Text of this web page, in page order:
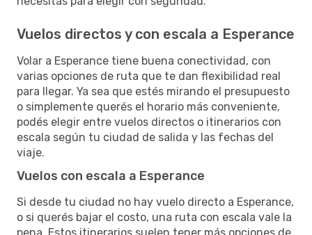
Vuelos directos y con escala a Esperance
Volar a Esperance tiene buena conectividad, con
varias opciones de ruta que te dan flexibilidad real
para llegar. Ya sea que estés mirando el presupuesto
o simplemente querés el horario más conveniente,
podés elegir entre vuelos directos o itinerarios con
escala según tu ciudad de salida y las fechas del
viaje.
Vuelos con escala a Esperance
Si desde tu ciudad no hay vuelo directo a Esperance,
o si querés bajar el costo, una ruta con escala vale la